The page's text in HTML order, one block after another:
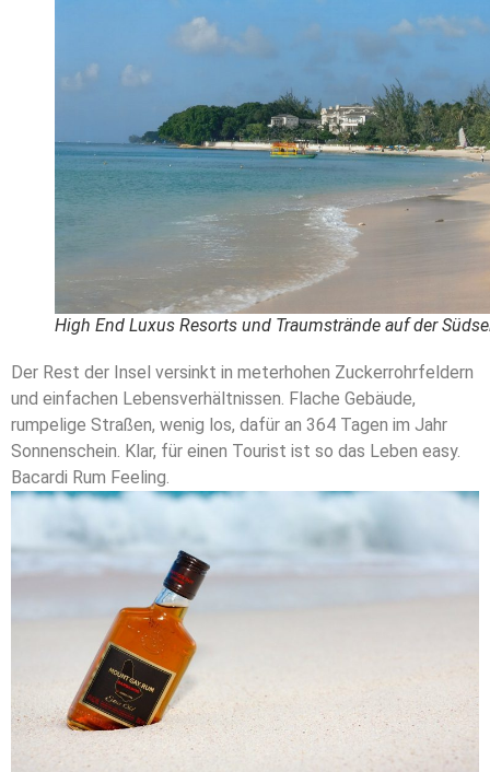
High End Luxus Resorts und Traumstrände auf der
Der Rest der Insel versinkt in meterhohen Zuckerrohrfeldern
und einfachen Lebensverhältnissen. Flache Gebäude,
rumpelige Straßen, wenig los, dafür an 364 Tagen im Jahr
Sonnenschein. Klar, für einen Tourist ist so das Leben easy.
Bacardi Rum Feeling.